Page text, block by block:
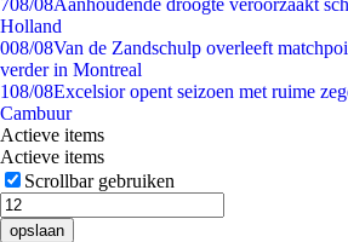
708/08Aanhoudende droogte veroorzaakt
Holland
008/08Van de Zandschulp overleeft
verder in Montreal
108/08Excelsior opent seizoen met ruime
Cambuur
Actieve items
Actieve items
Scrollbar gebruiken
opslaan